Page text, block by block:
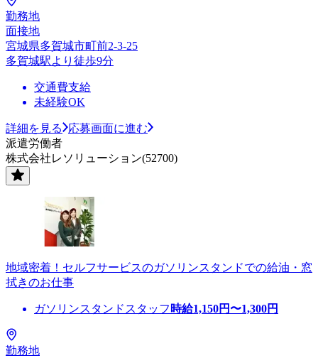
勤務地
面接地
宮城県多賀城市町前2-3-25
多賀城駅より徒歩9分
交通費支給
未経験OK
詳細を見る
応募画面に進む
派遣労働者
株式会社レソリューション(52700)
地域密着！セルフサービスのガソリンスタンドでの給油・窓
拭きのお仕事
ガソリンスタンドスタッフ 時給1,150円〜1,300円
勤務地